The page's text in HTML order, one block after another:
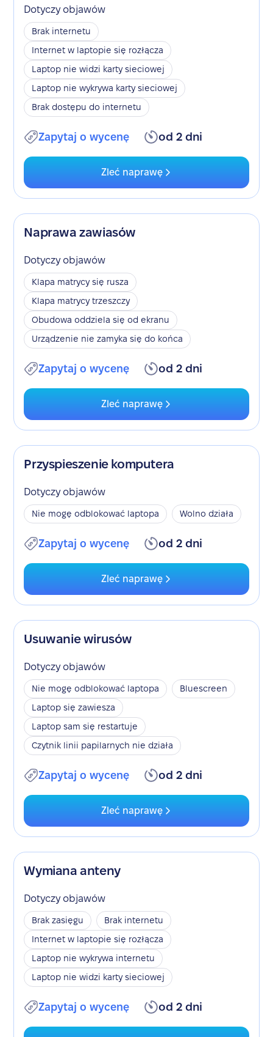
Dotyczy objawów
Brak internetu
Internet w laptopie się rozłącza
Laptop nie widzi karty sieciowej
Laptop nie wykrywa karty sieciowej
Brak dostępu do internetu
Zapytaj o wycenę od 2 dni
Zleć naprawę
Naprawa zawiasów
Dotyczy objawów
Klapa matrycy się rusza
Klapa matrycy trzeszczy
Obudowa oddziela się od ekranu
Urządzenie nie zamyka się do końca
Zapytaj o wycenę od 2 dni
Zleć naprawę
Przyspieszenie komputera
Dotyczy objawów
Nie mogę odblokować laptopa Wolno działa
Zapytaj o wycenę od 2 dni
Zleć naprawę
Usuwanie wirusów
Dotyczy objawów
Nie mogę odblokować laptopa
Bluescreen
Laptop się zawiesza
Laptop sam się restartuje
Czytnik linii papilarnych nie działa
Zapytaj o wycenę od 2 dni
Zleć naprawę
Wymiana anteny
Dotyczy objawów
Brak zasięgu
Brak internetu
Internet w laptopie się rozłącza
Laptop nie wykrywa internetu
Laptop nie widzi karty sieciowej
Zapytaj o wycenę od 2 dni